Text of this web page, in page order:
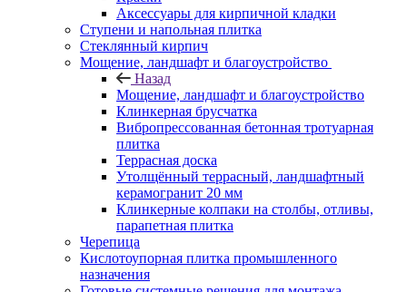
Аксессуары для кирпичной кладки
Ступени и напольная плитка
Cтеклянный кирпич
Мощение, ландшафт и благоустройство
Назад
Мощение, ландшафт и благоустройство
Клинкерная брусчатка
Вибропрессованная бетонная тротуарная
плитка
Террасная доска
Утолщённый террасный, ландшафтный
керамогранит 20 мм
Клинкерные колпаки на столбы, отливы,
парапетная плитка
Черепица
Кислотоупорная плитка промышленного
назначения